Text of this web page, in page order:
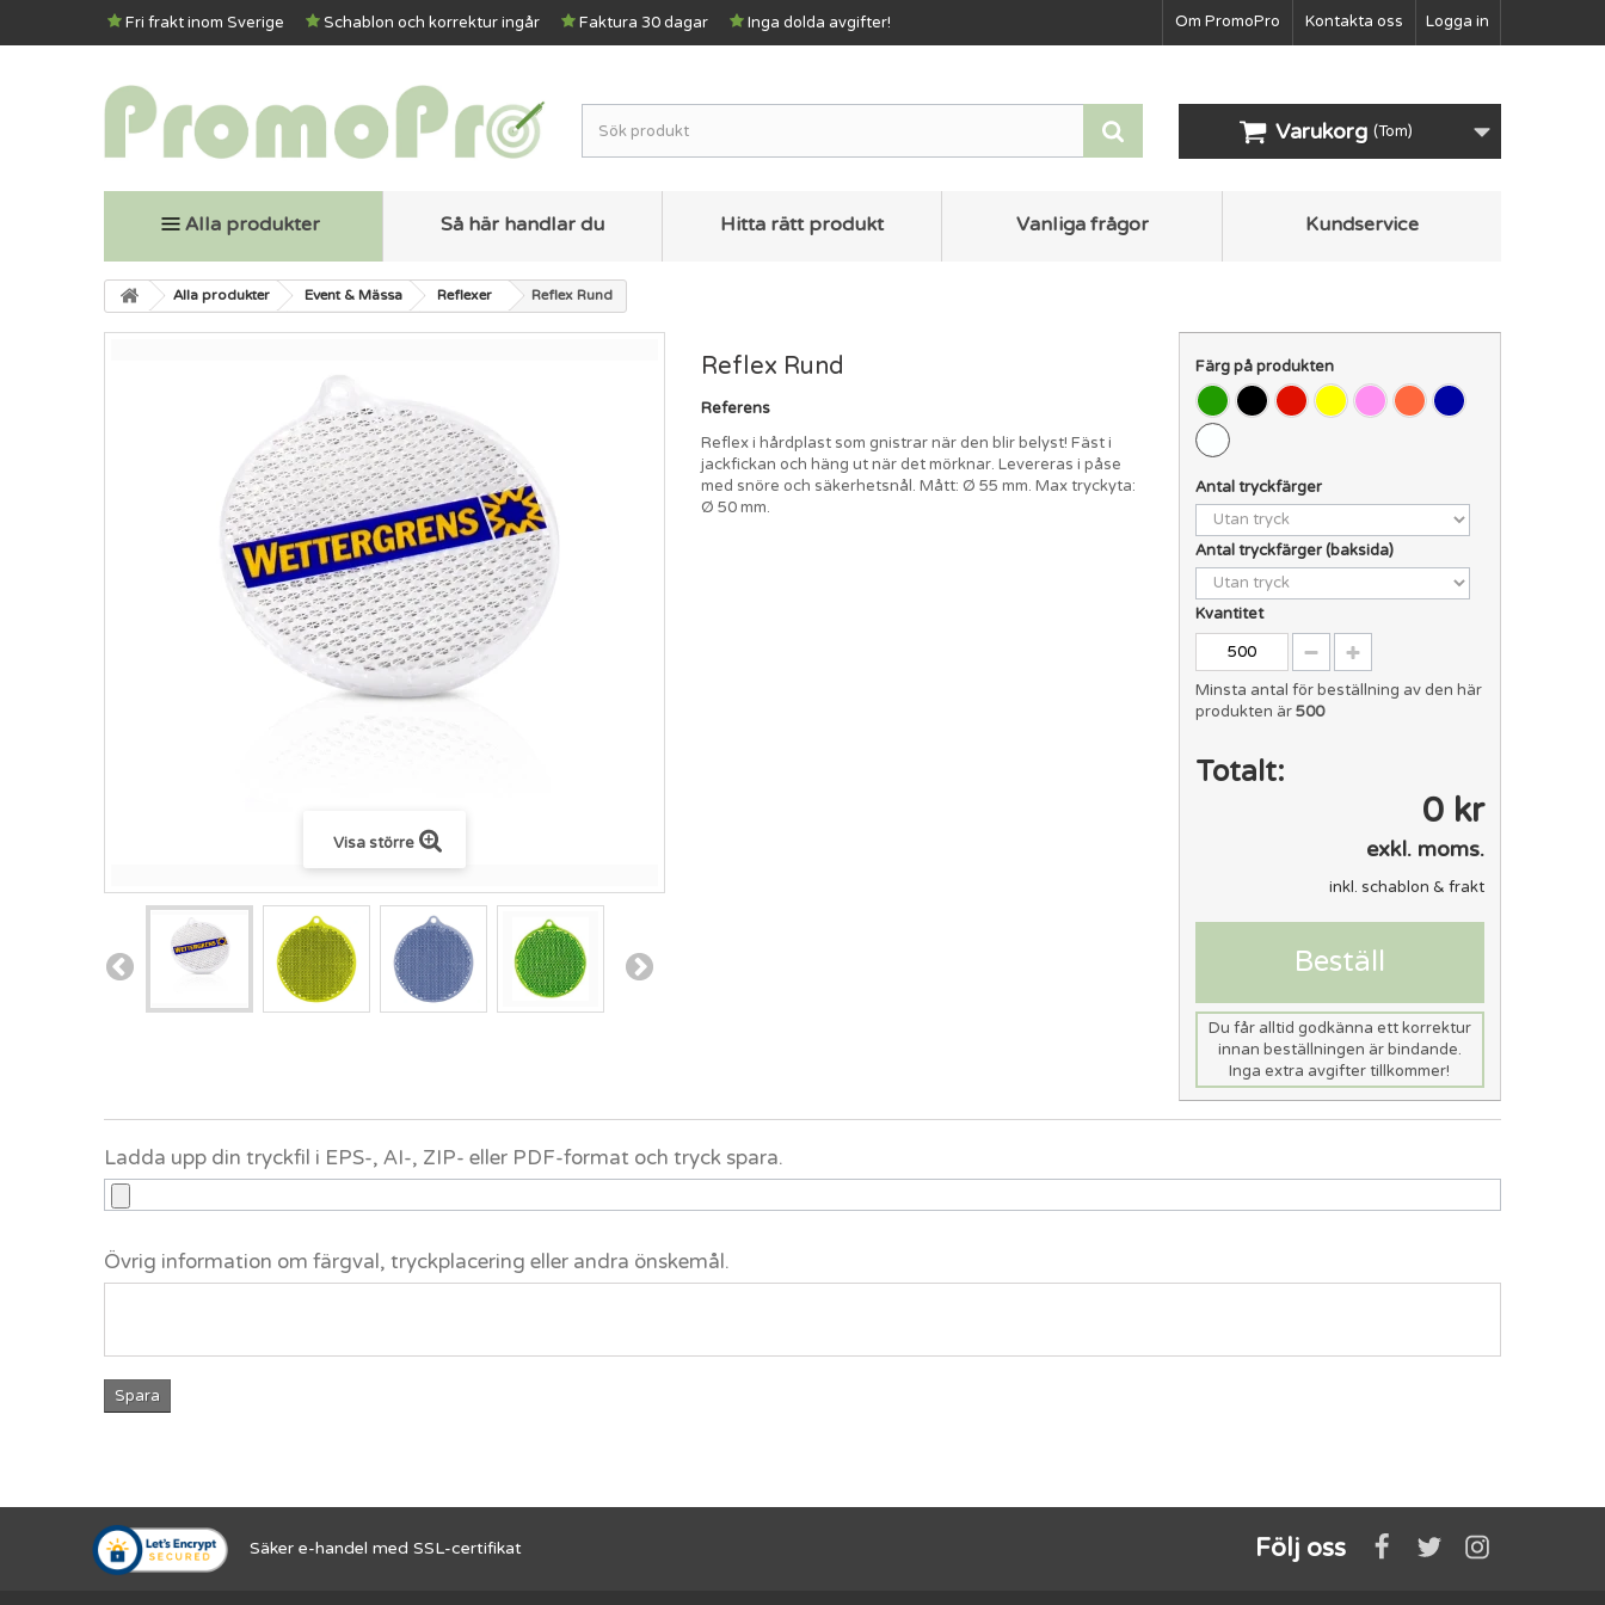
Logga in
Kontakta oss
Om PromoPro
Fri frakt inom Sverige Schablon och korrektur ingår Faktura 30 dagar Inga dolda avgifter!
Varukorg (Tom)
Alla produkter Så här handlar du Hitta rätt produkt Vanliga frågor Kundservice
Alla produkter Event & Mässa Reflexer Reflex Rund
Visa större
Reflex Rund
Referens
Reflex i hårdplast som gnistrar när den blir belyst! Fäst i
jackfickan och häng ut när det mörknar. Levereras i påse
med snöre och säkerhetsnål. Mått: Ø 55 mm. Max tryckyta:
Ø 50 mm.
Färg på produkten
Antal tryckfärger
Antal tryckfärger (baksida)
Kvantitet
Minsta antal för beställning av den här
produkten är500
Totalt:
0 kr
exkl. moms.
inkl. schablon & frakt
Beställ
Du får alltid godkänna ett korrektur
innan beställningen är bindande.
Inga extra avgifter tillkommer!
Ladda upp din tryckfil i EPS-, AI-, ZIP- eller PDF-format och tryck spara.
Övrig information om färgval, tryckplacering eller andra önskemål.
Spara
Säker e-handel med SSL-certifikat Följ oss